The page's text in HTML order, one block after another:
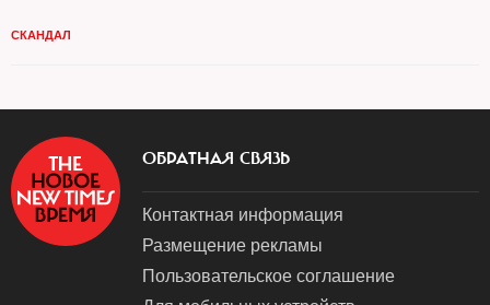
СКАНДАЛ
ОБРАТНАЯ СВЯЗЬ
Контактная информация
Размещение рекламы
Пользовательское соглашение